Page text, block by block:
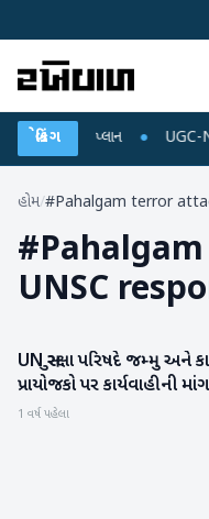
બ્રેકિંગ
અને ડેટા પ્લાન UGC-
હોમ/#Pahalgam terror
#
UNSC
આંતરરાષ્ટ્રીય
UN સુરક્ષા પરિષદે જમ્મુ અને
પ્રાયોજકો પર કાર્યવાહીની
1 વર્ષ પહેલા